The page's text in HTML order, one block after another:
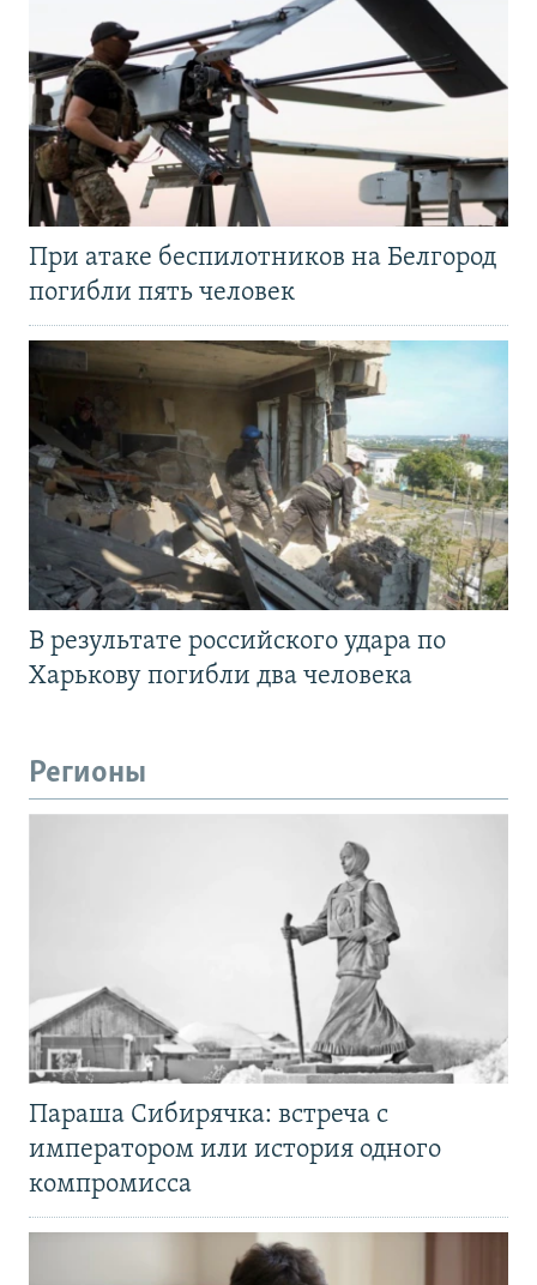
При атаке беспилотников на Белгород
погибли пять человек
В результате российского удара по
Харькову погибли два человека
Регионы
Параша Сибирячка: встреча с
императором или история одного
компромисса